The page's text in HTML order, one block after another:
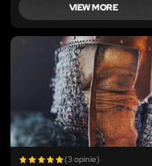
VIEW MORE
(3 opinie)